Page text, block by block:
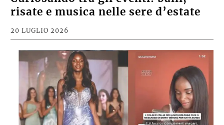
risate e musica nelle sere d’estate
20 LUGLIO 2026